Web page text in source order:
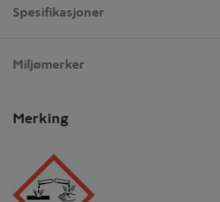
Spesifikasjoner
Miljømerker
Merking